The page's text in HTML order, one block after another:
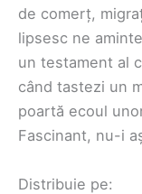
de comerț,
lipsesc ne
un testament al
când tastezi un
poartă ecoul
Fascinant, nu-i
Distribuie pe: